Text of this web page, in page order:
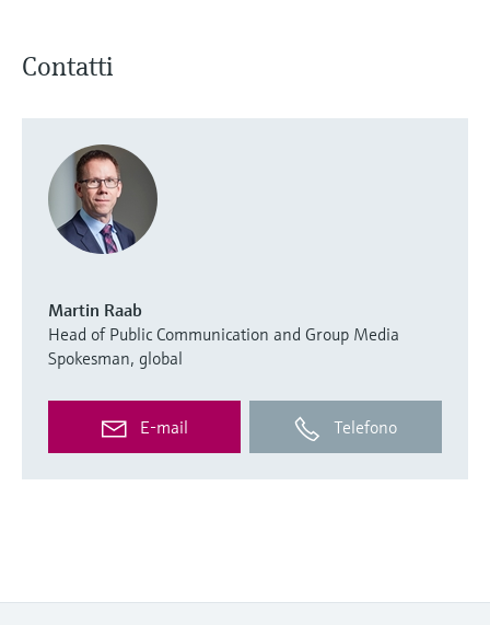
Contatti
Martin Raab
Head of Public Communication and Group Media
Spokesman, global
E-mail Telefono